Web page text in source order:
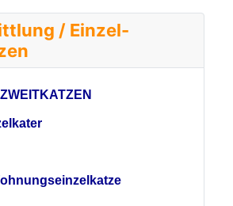
/ Einzel-